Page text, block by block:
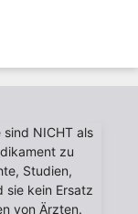
NICHT als
zu
Studien,
sie kein Ersatz
von Ärzten.